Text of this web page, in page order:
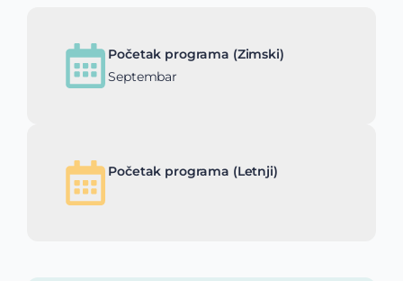
Početak programa (Zimski)
Septembar
Početak programa (Letnji)